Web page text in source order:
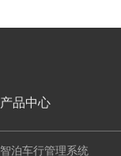
产品中心
智泊车行管理系统